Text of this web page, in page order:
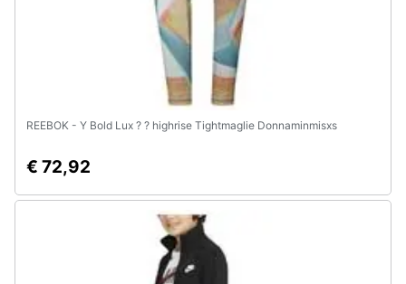
REEBOK - Y Bold Lux ? ? highrise Tightmaglie Donnaminmisxs
€ 72,92